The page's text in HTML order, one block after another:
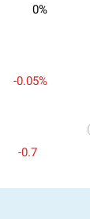
0%
-0.05%
-0.7